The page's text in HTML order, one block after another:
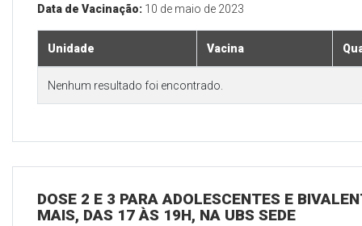
Data de Vacinação: 10 de maio de 2023
Unidade Vacina
Nenhum resultado foi encontrado.
DOSE 2 E 3 PARA ADOLESCENTES E
MAIS, DAS 17 ÀS 19H, NA UBS SEDE